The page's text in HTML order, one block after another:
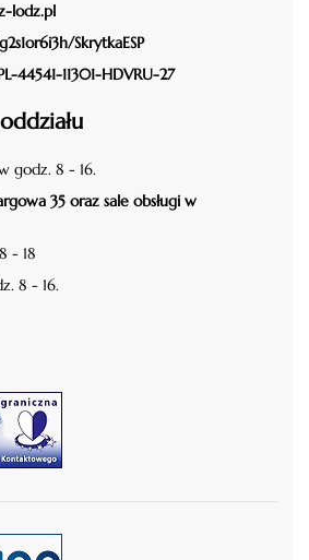
lodz.pl
SkrytkaESP
44541-11301-HDVRU-27
godz. 8 - 16.
35 oraz sale obsługi w
- 18
8 - 16.
czytaj więcej